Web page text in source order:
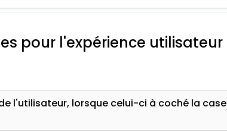
pour l'expérience utilisateur
l'utilisateur, lorsque celui-ci à coché la case